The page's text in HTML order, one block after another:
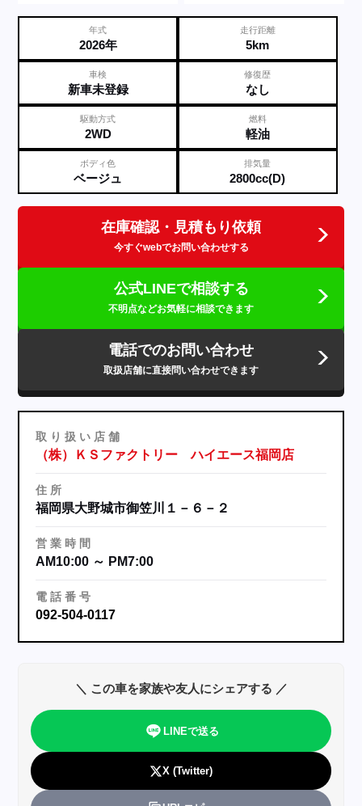
年式
2026年
走行距離
5km
車検
新車未登録
修復歴
なし
駆動方式
2WD
燃料
軽油
ボディ色
ベージュ
排気量
2800cc(D)
在庫確認・見積もり依頼
今すぐwebでお問い合わせする
公式LINEで相談する
不明点などお気軽に相談できます
電話でのお問い合わせ
取扱店舗に直接問い合わせできます
取 り 扱 い 店 舗
（株）ＫＳファクトリー ハイエース福岡店
住 所
福岡県大野城市御笠川１－６－２
営 業 時 間
AM10:00 ～ PM7:00
電 話 番 号
092-504-0117
＼ この車を家族や友人にシェアする ／
LINEで送る
X (Twitter)